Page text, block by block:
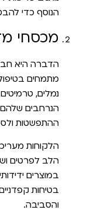
הנוסף כדי
מכסחי
הדברה היא
מתמחים
נמלים,
הנרחבים
ההתפשטות
הלקוחות
הלב לפרטים
במוצרים
בטיחות
והסביבה.